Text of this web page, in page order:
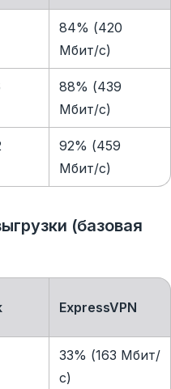
84% (420
Мбит/с)
88% (439
Мбит/с)
92% (459
Мбит/с)
(базовая
ExpressVPN
33% (163 Мбит/
с)